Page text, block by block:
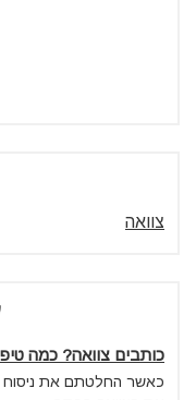
צוואה
כותבים צוואה? כמה
כאשר החלטתם את ניסוח